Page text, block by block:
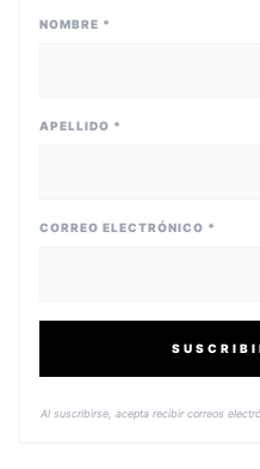
NOMBRE *
APELLIDO *
CORREO ELECTRÓNICO *
Al suscribirse, acepta recibir correos